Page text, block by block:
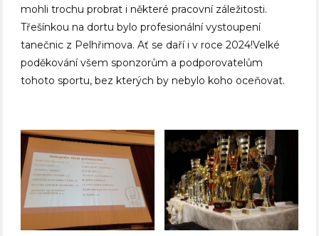
mohli trochuprobrat i některé pracovní záležitosti.
Třešínkou na dortu bylo profesionální vystoupení
tanečnic z Pelhřimova. Ať se daří i v roce 2024!Velké
poděkování všem sponzorům a podporovatelům
tohoto sportu, bez kterých by nebylo koho oceňovat.